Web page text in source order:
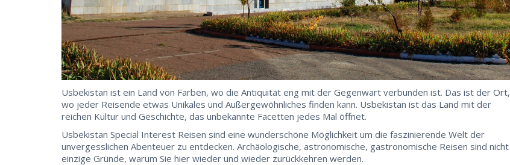
Usbekistan ist ein Land von Farben, wo die Antiquität eng mit der Gegenwart verbunden ist. Das ist der Ort,
wo jeder Reisende etwas Unikales und Außergewöhnliches finden kann. Usbekistan ist das Land mit der
reichen Kultur und Geschichte, das unbekannte Facetten jedes Mal öffnet.
Usbekistan Special Interest Reisen sind eine wunderschöne Möglichkeit um die faszinierende Welt der
unvergesslichen Abenteuer zu entdecken. Archäologische, astronomische, gastronomische Reisen sind nicht
einzige Gründe, warum Sie hier wieder und wieder zurückkehren werden.